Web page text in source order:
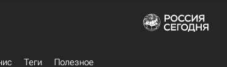
Теги
Полезное